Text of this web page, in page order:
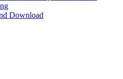
Download